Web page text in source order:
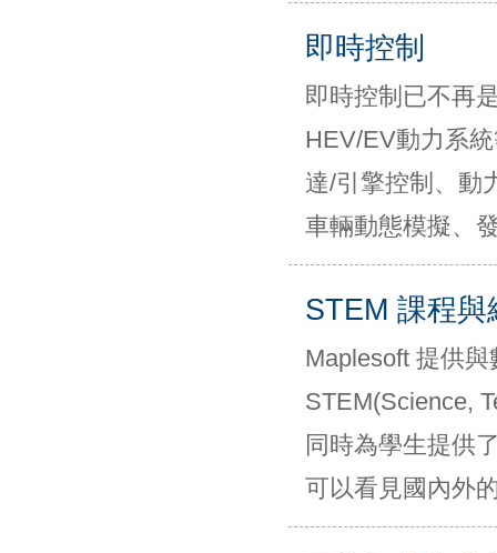
即時控制
即時控制已不再
HEV/EV動力系
達/引擎控制、動
車輛動態模擬、
STEM 課程與
Maplesoft 提供
STEM(Science,
同時為學生提供
可以看見國內外